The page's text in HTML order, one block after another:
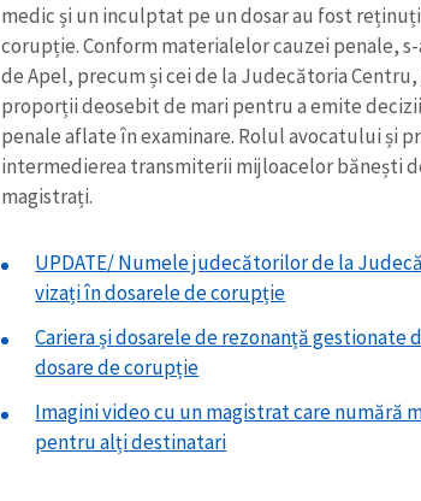
medic și un inculptat pe un dosar au fost
corupție. Conform materialelor cauzei penale,
de Apel, precum și cei de la Judecătoria
proporții deosebit de mari pentru a emite
penale aflate în examinare. Rolul avocatului și
intermedierea transmiterii mijloacelor bănești
magistrați.
UPDATE/ Numele judecătorilor de la
vizați în dosarele de corupție
Cariera și dosarele de rezonanță
dosare de corupție
Imagini video cu un magistrat care numără
pentru alți destinatari
Mesajul știrei